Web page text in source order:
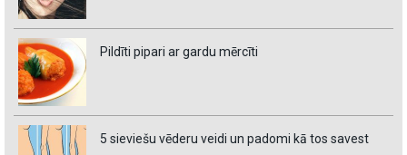
Pildīti pipari ar gardu mērcīti
5 sieviešu vēderu veidi un padomi kā tos savest